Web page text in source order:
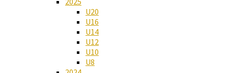
U20
U16
U14
U12
U10
U8